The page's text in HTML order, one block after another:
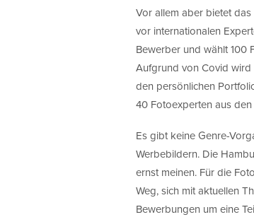
Vor allem aber bietet
vor internationalen
Bewerber und wählt 100
Aufgrund von Covid wird
den persönlichen
40 Fotoexperten aus
Es gibt keine Genre-
Werbebildern. Die
ernst meinen. Für die
Weg, sich mit aktuellen
Bewerbungen um eine